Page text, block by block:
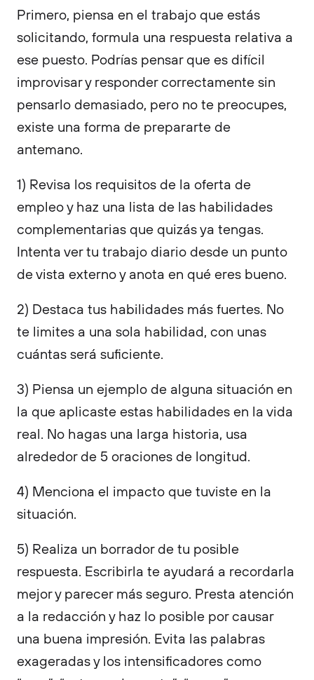
Primero, piensa en el trabajo que estás
solicitando, formula una respuesta relativa a
ese puesto. Podrías pensar que es difícil
improvisar y responder correctamente sin
pensarlo demasiado, pero no te preocupes,
existe una forma de prepararte de
antemano.
1) Revisa los requisitos de la oferta de
empleo y haz una lista de las habilidades
complementarias que quizás ya tengas.
Intenta ver tu trabajo diario desde un punto
de vista externo y anota en qué eres bueno.
2) Destaca tus habilidades más fuertes. No
te limites a una sola habilidad, con unas
cuántas será suficiente.
3) Piensa un ejemplo de alguna situación en
la que aplicaste estas habilidades en la vida
real. No hagas una larga historia, usa
alrededor de 5 oraciones de longitud.
4) Menciona el impacto que tuviste en la
situación.
5) Realiza un borrador de tu posible
respuesta. Escribirla te ayudará a recordarla
mejor y parecer más seguro. Presta atención
a la redacción y haz lo posible por causar
una buena impresión. Evita las palabras
exageradas y los intensificadores como